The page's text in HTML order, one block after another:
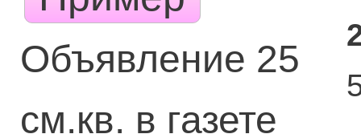
Объявление 25
см.кв. в газете